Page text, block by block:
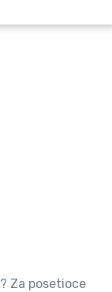
? Za posetioce